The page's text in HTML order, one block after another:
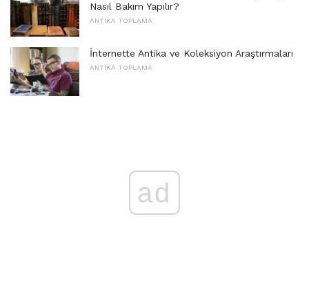
Nasıl Bakım Yapılır?
ANTIKA TOPLAMA
İnternette Antika ve Koleksiyon Araştırmaları
ANTIKA TOPLAMA
ad